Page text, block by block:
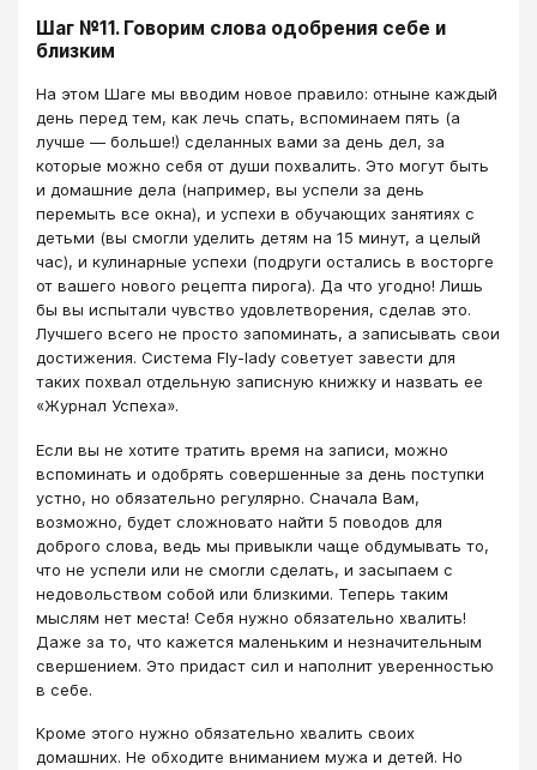
Шаг №11. Говорим слова одобрения себе и
близким
На этом Шаге мы вводим новое правило: отныне каждый
день перед тем, как лечь спать, вспоминаем пять (а
лучше — больше!) сделанных вами за день дел, за
которые можно себя от души похвалить. Это могут быть
и домашние дела (например, вы успели за день
перемыть все окна), и успехи в обучающих занятиях с
детьми (вы смогли уделить детям на 15 минут, а целый
час), и кулинарные успехи (подруги остались в восторге
от вашего нового рецепта пирога). Да что угодно! Лишь
бы вы испытали чувство удовлетворения, сделав это.
Лучшего всего не просто запоминать, а записывать свои
достижения. Система Fly-lady советует завести для
таких похвал отдельную записную книжку и назвать ее
«Журнал Успеха».
Если вы не хотите тратить время на записи, можно
вспоминать и одобрять совершенные за день поступки
устно, но обязательно регулярно. Сначала Вам,
возможно, будет сложновато найти 5 поводов для
доброго слова, ведь мы привыкли чаще обдумывать то,
что не успели или не смогли сделать, и засыпаем с
недовольством собой или близкими. Теперь таким
мыслям нет места! Себя нужно обязательно хвалить!
Даже за то, что кажется маленьким и незначительным
свершением. Это придаст сил и наполнит уверенностью
в себе.
Кроме этого нужно обязательно хвалить своих
домашних. Не обходите вниманием мужа и детей. Но